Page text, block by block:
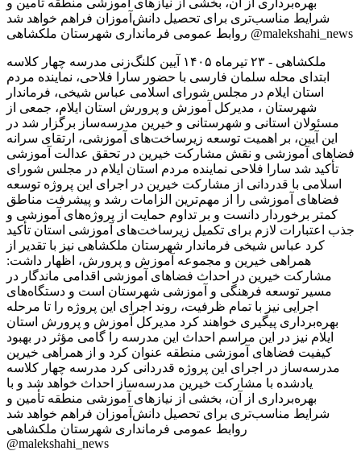
ملکشاهی - ۲۳ تیرماه ۱۴۰۵ آیین کلنگ‌زنی مدرسه چهار کلاسه
ابتدای محله سلمان فارسی با حضور سارا فلاحی، نماینده مردم
استان ایلام در مجلس شورای اسلامی عباس شیخی، فرماندار
شهرستان ، مدیرکل آموزش و پرورش استان ایلام، جمعی از
مسئولان استانی و شهرستانی و خیرین مدرسه‌ساز برگزار شد در
این آیین، بر اهمیت توسعه زیرساخت‌های آموزشی، ارتقای سرانه
فضاهای آموزشی و نقش مشارکت خیرین در تحقق عدالت آموزشی
تأکید شد سارا فلاحی نماینده مردم استان ایلام در مجلس شورای
اسلامی با قدردانی از مشارکت خیرین در اجرای این پروژه توسعه
فضاهای آموزشی را از مهم‌ترین الزامات رشد و پیشرفت مناطق
کمتر برخوردار دانست و بر تداوم حمایت از پروژه‌های آموزشی و
جذب اعتبارات لازم برای تکمیل زیرساخت‌های آموزشی استان تأکید
کرد عباس شیخی فرماندار شهرستان ملکشاهی نیز با تقدیر از
همراهی خیرین و مجموعه آموزش و پرورش، اظهار داشت:
مشارکت خیرین در احداث فضاهای آموزشی اقدامی ماندگار در
مسیر توسعه فرهنگی و آموزشی شهرستان است و دستگاه‌های
اجرایی نیز با تمام ظرفیت، روند اجرای این پروژه را تا مرحله
بهره‌برداری پیگیری خواهند کرد مدیرکل آموزش و پرورش استان
ایلام نیز در این مراسم احداث این مدرسه را گامی مؤثر در بهبود
کیفیت فضاهای آموزشی منطقه عنوان کرد و از همراهی خیرین
مدرسه‌ساز در اجرای این پروژه قدردانی کرد مدرسه چهار کلاسه
یادشده با مشارکت خیرین مدرسه‌ساز احداث خواهد شد و با
بهره‌برداری از آن، بخشی از نیازهای آموزشی منطقه تأمین و
شرایط مناسب‌تری برای تحصیل دانش‌آموزان فراهم خواهد شد
روابط عمومی فرمانداری شهرستان ملکشاهی
@malekshahi_news